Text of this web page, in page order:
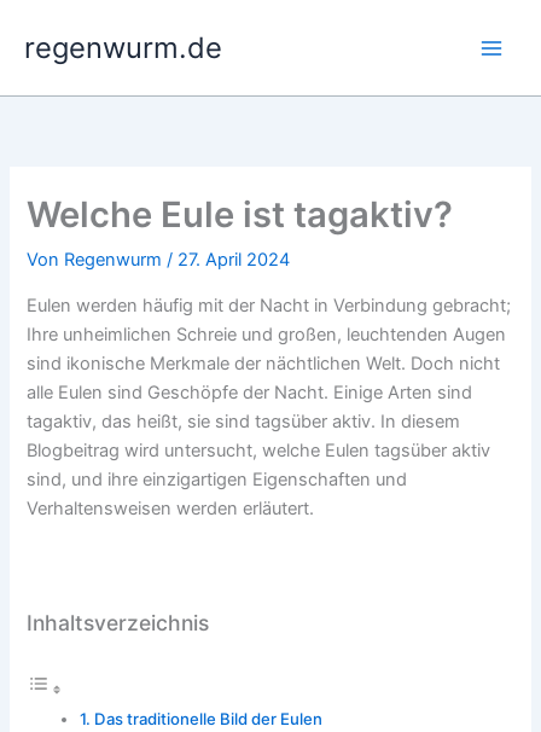
Inhalt
springen
regenwurm.de
Welche Eule ist tagaktiv?
Von Regenwurm/ 27. April 2024
Eulen werden häufig mit der Nacht in Verbindung gebracht;
Ihre unheimlichen Schreie und großen, leuchtenden Augen
sind ikonische Merkmale der nächtlichen Welt. Doch nicht
alle Eulen sind Geschöpfe der Nacht. Einige Arten sind
tagaktiv, das heißt, sie sind tagsüber aktiv. In diesem
Blogbeitrag wird untersucht, welche Eulen tagsüber aktiv
sind, und ihre einzigartigen Eigenschaften und
Verhaltensweisen werden erläutert.
Inhaltsverzeichnis
Das traditionelle Bild der Eulen